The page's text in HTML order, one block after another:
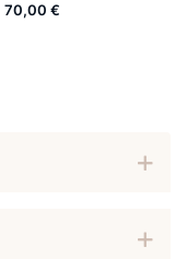
70,00 €